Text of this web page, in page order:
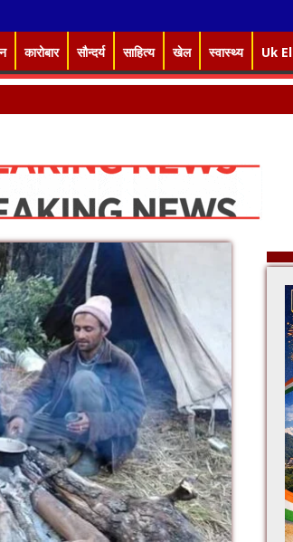
कारोबार सौन्दर्य साहित्य खेल स्वास्थ्य Uk